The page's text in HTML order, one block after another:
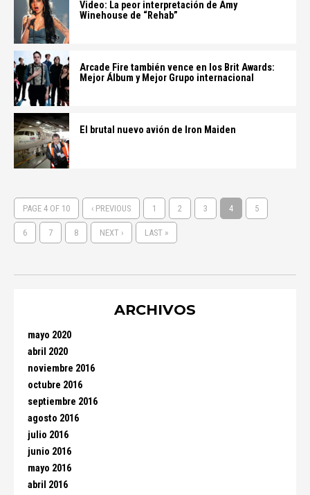
Video: La peor interpretación de Amy
Winehouse de “Rehab”
Arcade Fire también vence en los Brit Awards:
Mejor Álbum y Mejor Grupo internacional
El brutal nuevo avión de Iron Maiden
PAGE 4 OF 10 ‹ PREVIOUS 1 2 3 4 5
6 7 8 NEXT › LAST »
ARCHIVOS
mayo 2020
abril 2020
noviembre 2016
octubre 2016
septiembre 2016
agosto 2016
julio 2016
junio 2016
mayo 2016
abril 2016